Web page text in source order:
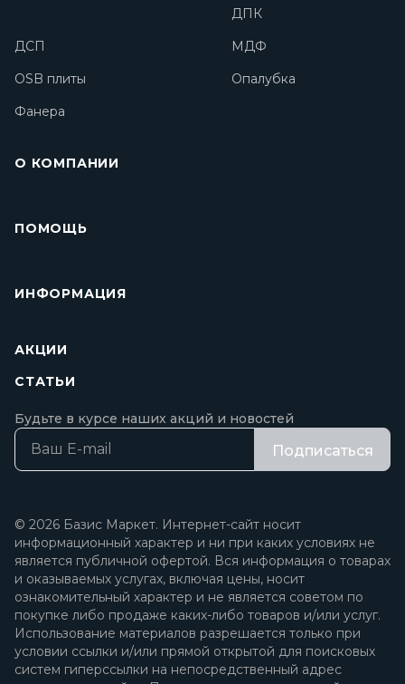
ДПК
ДСП
МДФ
OSB плиты
Опалубка
Фанера
О КОМПАНИИ
ПОМОЩЬ
ИНФОРМАЦИЯ
АКЦИИ
СТАТЬИ
Будьте в курсе наших акций и новостей
Подписаться
© 2026 Базис Маркет. Интернет-сайт носит
информационный характер и ни при каких условиях не
является публичной офертой. Вся информация о товарах
и оказываемых услугах, включая цены, носит
ознакомительный характер и не является советом по
покупке либо продаже каких-либо товаров и/или услуг.
Использование материалов разрешается только при
условии ссылки и/или прямой открытой для поисковых
систем гиперссылки на непосредственный адрес